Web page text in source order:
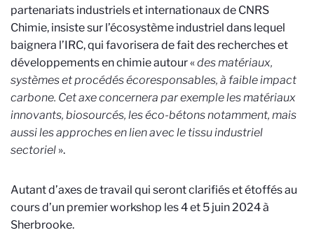
partenariats industriels et internationaux de CNRS
Chimie, insiste sur l’écosystème industriel dans lequel
baignera l’IRC, qui favorisera de fait des recherches et
développements en chimie autour «des matériaux,
systèmes et procédés écoresponsables, à faible impact
carbone. Cet axe concernera par exemple les matériaux
innovants, biosourcés, les éco-bétons notamment, mais
aussi les approches en lien avec le tissu industriel
sectoriel ».
Autant d’axes de travail qui seront clarifiés et étoffés au
cours d’un premier workshop les 4 et 5 juin 2024 à
Sherbrooke.